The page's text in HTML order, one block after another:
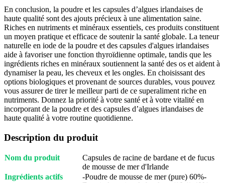
En conclusion, la poudre et les capsules d’algues irlandaises de
haute qualité sont des ajouts précieux à une alimentation saine.
Riches en nutriments et minéraux essentiels, ces produits constituent
un moyen pratique et efficace de soutenir la santé globale. La teneur
naturelle en iode de la poudre et des capsules d'algues irlandaises
aide à favoriser une fonction thyroïdienne optimale, tandis que les
ingrédients riches en minéraux soutiennent la santé des os et aident à
dynamiser la peau, les cheveux et les ongles. En choisissant des
options biologiques et provenant de sources durables, vous pouvez
vous assurer de tirer le meilleur parti de ce superaliment riche en
nutriments. Donnez la priorité à votre santé et à votre vitalité en
incorporant de la poudre et des capsules d’algues irlandaises de
haute qualité à votre routine quotidienne.
Description du produit
Nom du produit
Capsules de racine de bardane et de fucus
de mousse de mer d'Irlande
Ingrédients actifs
-Poudre de mousse de mer (pure) 60%-